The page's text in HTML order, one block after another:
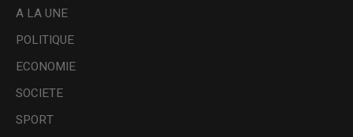
A LA UNE
POLITIQUE
ECONOMIE
SOCIETE
SPORT